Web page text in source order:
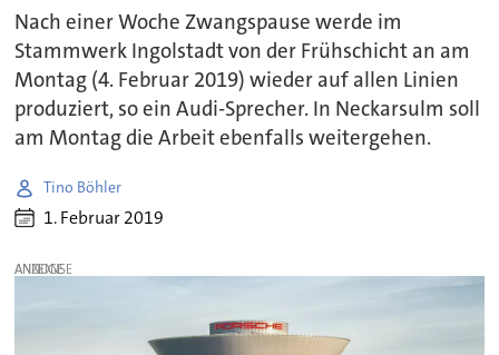
Nach einer Woche Zwangspause werde im
Stammwerk Ingolstadt von der Frühschicht an am
Montag (4. Februar 2019) wieder auf allen Linien
produziert, so ein Audi-Sprecher. In Neckarsulm soll
am Montag die Arbeit ebenfalls weitergehen.
Tino Böhler
1. Februar 2019
ANZEIGE